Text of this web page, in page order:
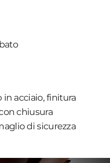
in acciaio, finitura
chiusura
di sicurezza